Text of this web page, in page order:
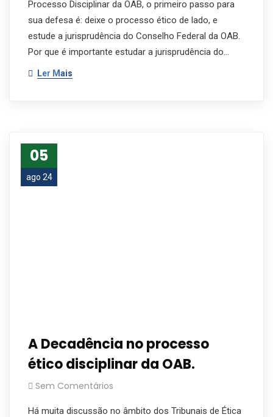
Processo Disciplinar da OAB, o primeiro passo para
sua defesa é: deixe o processo ético de lado, e
estude a jurisprudência do Conselho Federal da OAB.
Por que é importante estudar a jurisprudência do…
Ler Mais
05
ago 24
A Decadência no processo
ético disciplinar da OAB.
Sem Comentários
Há muita discussão no âmbito dos Tribunais de Ética